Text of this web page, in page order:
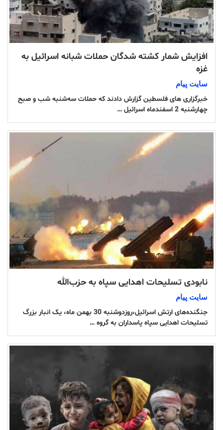
افزایش شمار کشته‌ شدگان حملات شبانه اسرائیل به
غزه
سایت پیام
خبرگزاری های فلسطین گزارش دادند که حملات سه‌شنبه شب و صبح
چهارشنبه 2 اسفندماه اسرائیل …
نابودی تسلیحات اهدایی سپاه به حزب‌الله
سایت پیام
جنگنده‌های ارتش اسرائیل،روزدوشنبه 30 بهمن ماه، یک انبار بزرگ
تسلیحات اهدایی سپاه پاسداران به گروه …